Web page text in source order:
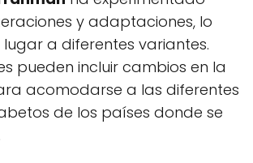
y adaptaciones, lo
a diferentes variantes.
pueden incluir cambios en la
acomodarse a las diferentes
de los países donde se